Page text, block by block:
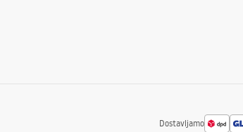
Dostavljamo